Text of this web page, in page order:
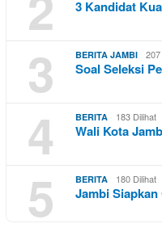
3 Kandidat
3 BERITA JAMBI
Soal Seleksi
4 BERITA 183 Dilihat
Wali Kota
5 BERITA 180 Dilihat
Jambi